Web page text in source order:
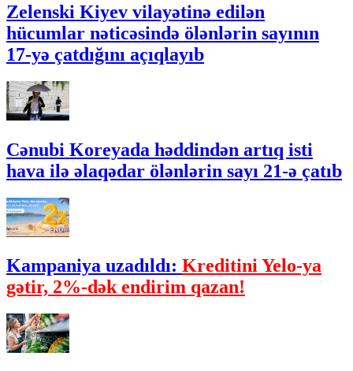
Zelenski Kiyev vilayətinə edilən
hücumlar nəticəsində ölənlərin sayının
17-yə çatdığını açıqlayıb
Cənubi Koreyada həddindən artıq isti
hava ilə əlaqədar ölənlərin sayı 21-ə çatıb
Kampaniya uzadıldı: Kreditini Yelo-ya
gətir, 2%-dək endirim qazan!